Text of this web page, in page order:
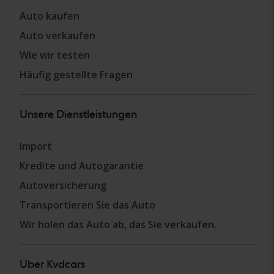
Auto kaufen
Auto verkaufen
Wie wir testen
Häufig gestellte Fragen
Unsere Dienstleistungen
Import
Kredite und Autogarantie
Autoversicherung
Transportieren Sie das Auto
Wir holen das Auto ab, das Sie verkaufen.
Über Kvdcars